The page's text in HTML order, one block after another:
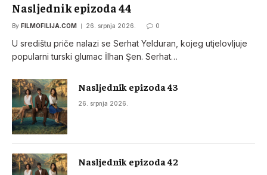
Nasljednik epizoda 44
By FILMOFILIJA.COM 26. srpnja 2026. 0
U središtu priče nalazi se Serhat Yelduran, kojeg utjelovljuje
popularni turski glumac İlhan Şen. Serhat…
Nasljednik epizoda 43
26. srpnja 2026.
Nasljednik epizoda 42